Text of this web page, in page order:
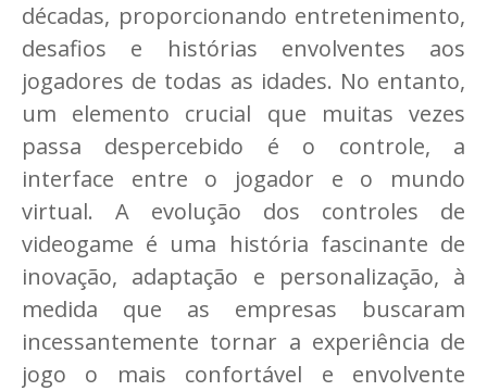
décadas, proporcionando entretenimento,
desafios e histórias envolventes aos
jogadores de todas as idades. No entanto,
um elemento crucial que muitas vezes
passa despercebido é o controle, a
interface entre o jogador e o mundo
virtual. A evolução dos controles de
videogame é uma história fascinante de
inovação, adaptação e personalização, à
medida que as empresas buscaram
incessantemente tornar a experiência de
jogo o mais confortável e envolvente